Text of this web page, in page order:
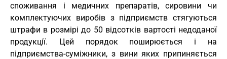
споживання і медичних препаратів, сировини чи
комплектуючих виробів з підприємств стягуються
штрафи в розмірі до 50 відсотків вартості недоданої
продукції. Цей порядок поширюється і на
підприємства-суміжники, з вини яких припиняється